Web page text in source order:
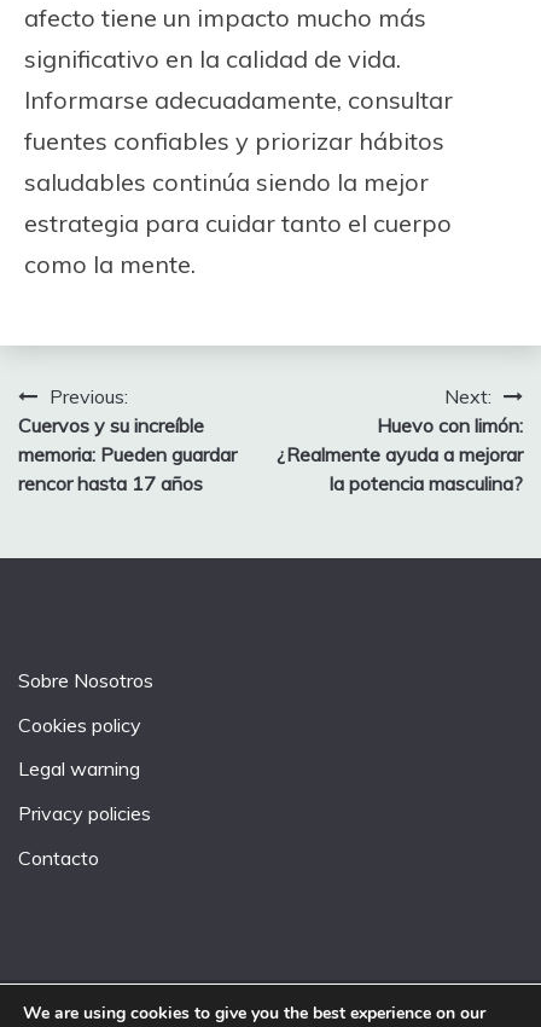
afecto tiene un impacto mucho más
significativo en la calidad de vida.
Informarse adecuadamente, consultar
fuentes confiables y priorizar hábitos
saludables continúa siendo la mejor
estrategia para cuidar tanto el cuerpo
como la mente.
Post
navigation
Previous:
Cuervos y su increíble
memoria: Pueden guardar
rencor hasta 17 años
Next:
Huevo con limón:
¿Realmente ayuda a mejorar
la potencia masculina?
Sobre Nosotros
Cookies policy
Legal warning
Privacy policies
Contacto
We are using cookies to give you the best experience on our